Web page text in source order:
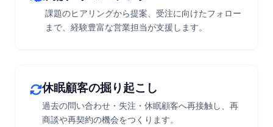
課題のヒアリングから提案、受注に向けたフォロー
まで、経験豊富な営業担当が支援します。
休眠顧客の掘り起こし
過去の問い合わせ・失注・休眠顧客へ再接触し、再
商談や再契約の機会をつくります。